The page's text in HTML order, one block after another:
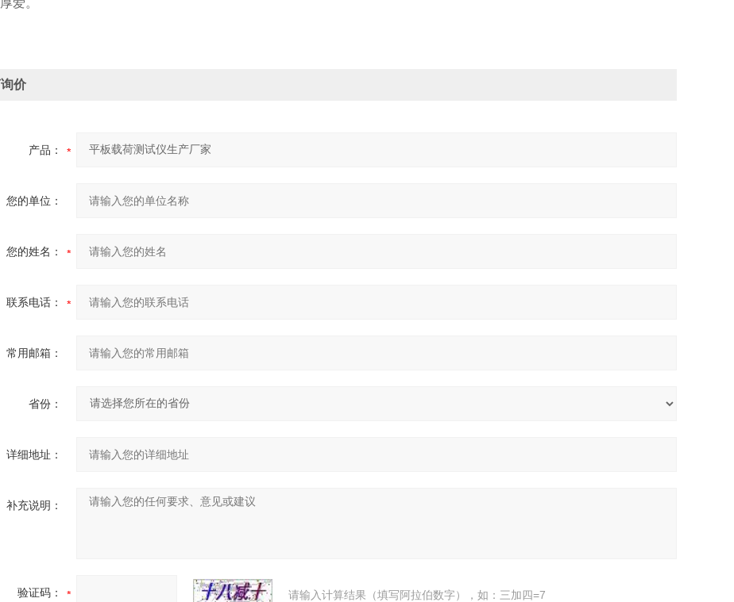
爱。
价
产品：
您的单位：
您的姓名：
联系电话：
常用邮箱：
省份：
详细地址：
补充说明：
验证码： 请输入计算结果（填写阿拉伯数字），如：三加四=7